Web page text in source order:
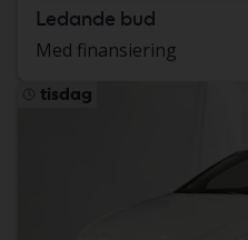
Ledande bud
Med finansiering
tisdag